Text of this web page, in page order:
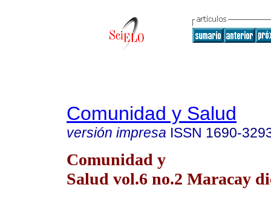
Comunidad y Salud
versión impresa ISSN 1690-
Comunidad y
Salud vol.6 no.2 Maracay